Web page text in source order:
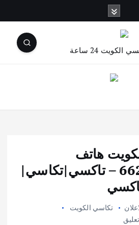
الكويت 24 ساعة
هاتف
رقم:66241581 – تاكسي|تكاسي|
تكاسي الكويت